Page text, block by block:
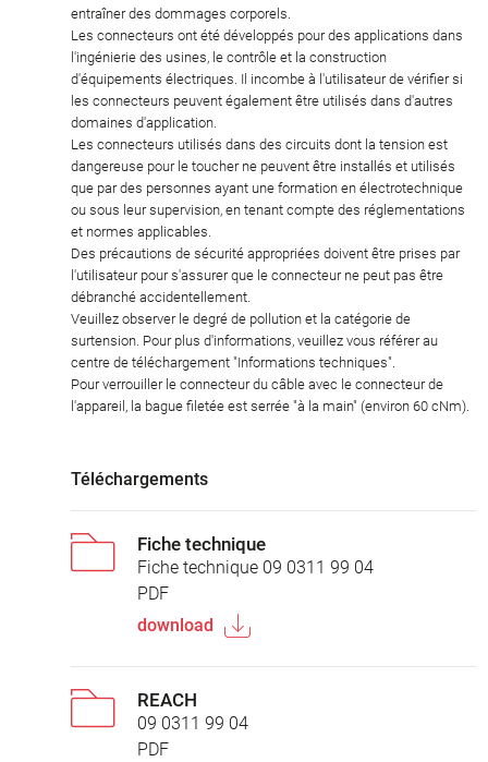
entraîner des dommages corporels.
Les connecteurs ont été développés pour des applications dans
l'ingénierie des usines, le contrôle et la construction
d'équipements électriques. Il incombe à l'utilisateur de vérifier si
les connecteurs peuvent également être utilisés dans d'autres
domaines d'application.
Les connecteurs utilisés dans des circuits dont la tension est
dangereuse pour le toucher ne peuvent être installés et utilisés
que par des personnes ayant une formation en électrotechnique
ou sous leur supervision, en tenant compte des réglementations
et normes applicables.
Des précautions de sécurité appropriées doivent être prises par
l'utilisateur pour s'assurer que le connecteur ne peut pas être
débranché accidentellement.
Veuillez observer le degré de pollution et la catégorie de
surtension. Pour plus d'informations, veuillez vous référer au
centre de téléchargement "Informations techniques".
Pour verrouiller le connecteur du câble avec le connecteur de
l'appareil, la bague filetée est serrée "à la main" (environ 60 cNm).
Téléchargements
Fiche technique
Fiche technique 09 0311 99 04
PDF
download
REACH
09 0311 99 04
PDF